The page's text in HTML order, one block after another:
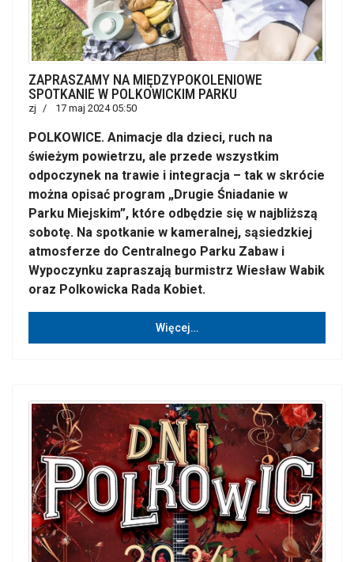
ZAPRASZAMY NA MIĘDZYPOKOLENIOWE
SPOTKANIE W POLKOWICKIM PARKU
zj 17 maj 2024 05:50
POLKOWICE. Animacje dla dzieci, ruch na
świeżym powietrzu, ale przede wszystkim
odpoczynek na trawie i integracja – tak w skrócie
można opisać program „Drugie Śniadanie w
Parku Miejskim”, które odbędzie się w najbliższą
sobotę. Na spotkanie w kameralnej, sąsiedzkiej
atmosferze do Centralnego Parku Zabaw i
Wypoczynku zapraszają burmistrz Wiesław Wabik
oraz Polkowicka Rada Kobiet.
Więcej…